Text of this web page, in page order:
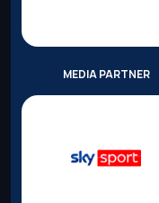
MEDIA PARTNER